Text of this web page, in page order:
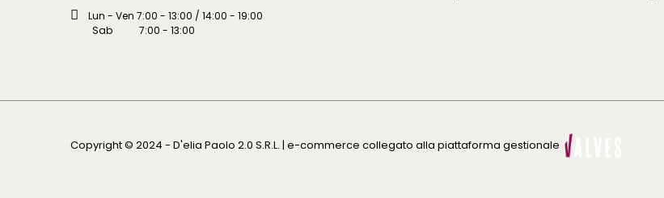
Lun - Ven 7:00 - 13:00 / 14:00 - 19:00
Sab 7:00 - 13:00
Copyright © 2024 - D'elia Paolo 2.0 S.R.L. | e-commerce collegato alla piattaforma gestionale